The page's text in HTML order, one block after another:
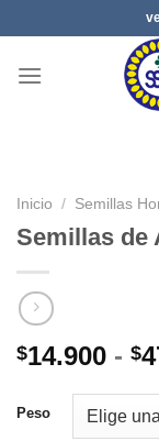
al
contenido
Inicio / Semillas
Semillas de
$14.900 - $
Peso